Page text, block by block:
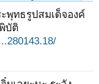
พุทธรูปสมเด็จองค์
บัติ